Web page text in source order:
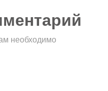
необходимо